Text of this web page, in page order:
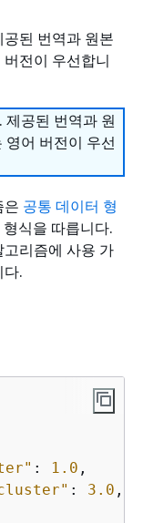
된 번역과 원본
전이 우선합니
제공된 번역과 원
영어 버전이 우선
은 공통 데이터 형
식을 따릅니다.
리즘에 사용 가
다.
: 1.0 ,
: 3.0 ,